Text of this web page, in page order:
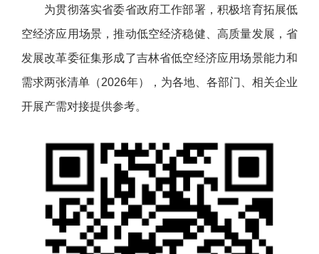
为贯彻落实省委省政府工作部署，积极培育拓展低
空经济应用场景，推动低空经济稳健、高质量发展，省
发展改革委征集形成了吉林省低空经济应用场景能力和
需求两张清单（2026年），为各地、各部门、相关企业
开展产需对接提供参考。